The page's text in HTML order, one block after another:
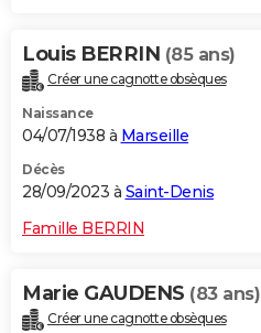
Louis BERRIN (85 ans)
Créer une cagnotte obsèques
Naissance
04/07/1938 à Marseille
Décès
28/09/2023 à Saint-Denis
Famille BERRIN
Marie GAUDENS (83 ans)
Créer une cagnotte obsèques